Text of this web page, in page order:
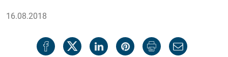
16.08.2018